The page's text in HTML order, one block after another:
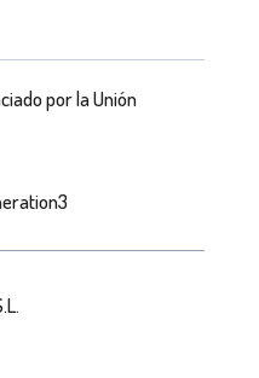
por la Unión